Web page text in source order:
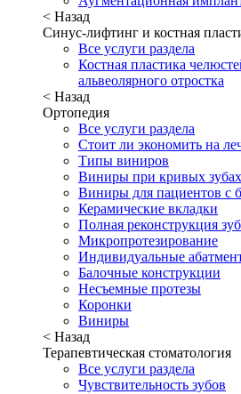
< Назад
Синус-лифтинг и костная
Все услуги раздела
Костная пластика
альвеолярного отростка
< Назад
Ортопедия
Все услуги раздела
Стоит ли экономить на
Типы виниров
Виниры при кривых зубах
Виниры для пациентов с
Керамические вкладки
Полная реконструкция
Микропротезирование
Индивидуальные
Балочные конструкции
Несъемные протезы
Коронки
Виниры
< Назад
Терапевтическая стоматология
Все услуги раздела
Чувствительность зубов